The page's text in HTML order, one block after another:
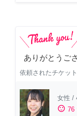
ありがとうご
依頼されたチケット
女性 /
sentiment_satisfied 76